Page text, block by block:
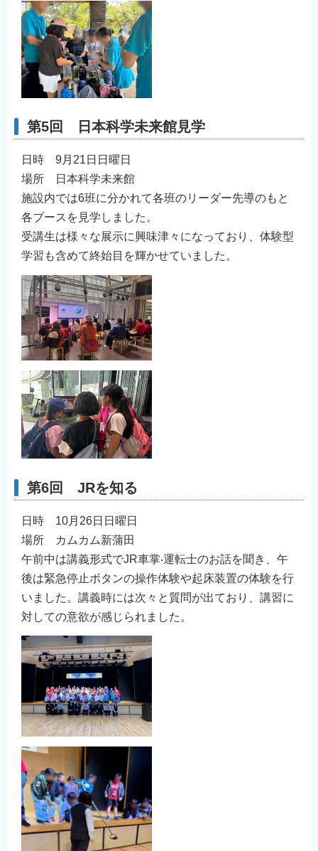
第5回 日本科学未来館見学
日時 9月21日日曜日
場所 日本科学未来館
施設内では6班に分かれて各班のリーダー先導のもと
各ブースを⾒学しました。
受講⽣は様々な展⽰に興味津々になっており、体験型
学習も含めて終始⽬を輝かせていました。
第6回 JRを知る
日時 10月26日日曜日
場所 カムカム新蒲⽥
午前中は講義形式でJR⾞掌‧運転⼠のお話を聞き、午
後は緊急停⽌ボタンの操作体験や起床装置の体験を⾏
いました。講義時には次々と質問が出ており、講習に
対しての意欲が感じられました。